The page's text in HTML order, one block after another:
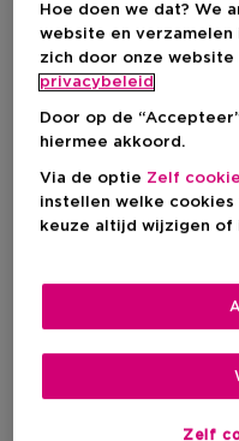
IN
Op voorraad
Ophalen in een winkel
Ophalen in een
Korte beschrijving
Behandeling van
Hoe doen we dat? We
website en
zich door onze website
privacybeleid
Door op de
hiermee akkoord.
Via de optie Zelf
instellen welke
keuze altijd wijzigen of
Zelf